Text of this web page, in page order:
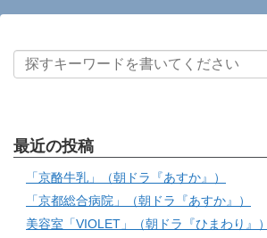
最近の投稿
「京酪牛乳」（朝ドラ『あすか』）
「京都総合病院」（朝ドラ『あすか』）
美容室「VIOLET」（朝ドラ『ひまわり』）